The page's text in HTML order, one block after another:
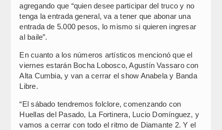
agregando que “quien desee participar del truco y no
tenga la entrada general, va a tener que abonar una
entrada de 5.000 pesos, lo mismo si quieren ingresar
al baile”.
En cuanto a los números artísticos mencionó que el
viernes estarán Bocha Lobosco, Agustín Vassaro con
Alta Cumbia, y van a cerrar el show Anabela y Banda
Libre.
“El sábado tendremos folclore, comenzando con
Huellas del Pasado, La Fortinera, Lucio Domínguez, y
vamos a cerrar con todo el ritmo de Diamante 2. Y el